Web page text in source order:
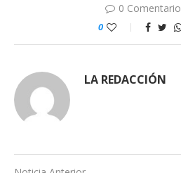
0 Comentario
0
LA REDACCIÓN